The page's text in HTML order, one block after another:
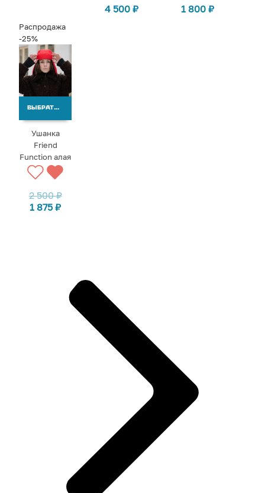
4 500 ₽ 1 800₽
Распродажа
-25%
ВЫБРАТЬ ВАРИАНТЫ
Ушанка
Friend
Function алая
2 500₽
1 875₽